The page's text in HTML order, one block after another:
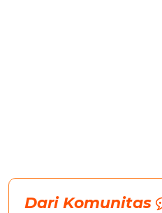
Dari Komunitas